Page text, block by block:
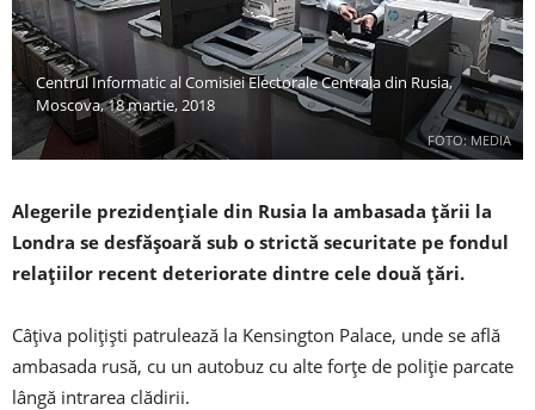
FOTO: MEDIA
Centrul Informatic al Comisiei Electorale Centrala din Rusia,
Moscova, 18 martie, 2018
Alegerile prezidențiale din Rusia la ambasada țării la
Londra se desfășoară sub o strictă securitate pe fondul
relațiilor recent deteriorate dintre cele două țări.
Câțiva polițiști patrulează la Kensington Palace, unde se află
ambasada rusă, cu un autobuz cu alte forțe de poliție parcate
lângă intrarea clădirii.